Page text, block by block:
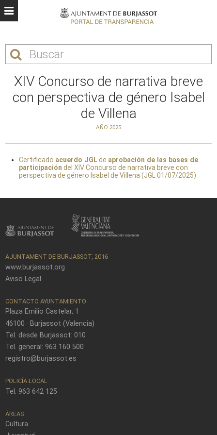
XIV Concurso de narrativa breve
con perspectiva de género Isabel
de Villena
AÑO 2025
Certificado acuerdo JGLde aprobación de las bases de
participación del XIV Concurso de narrativa breve con
perspectiva de género Isabel de Villena (JGL 01/07/2025)
AJUNTAMENT DE BURJASSOT, 2016
www.burjassot.org
Aviso Legal
CONTACTO AYUNTAMIENTO
Plaza Emilio Castelar, 1
46100 · Burjassot (Valencia)
Tel. desde Burjassot: 010
Tel. general: 963 160 500
registro@burjassot.es
POLICÍA LOCAL
Tel. 963 642 125
ÁREAS
Cultura